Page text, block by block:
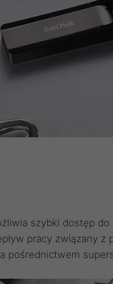
szybki dostęp
pracy związany z
pośrednictwem